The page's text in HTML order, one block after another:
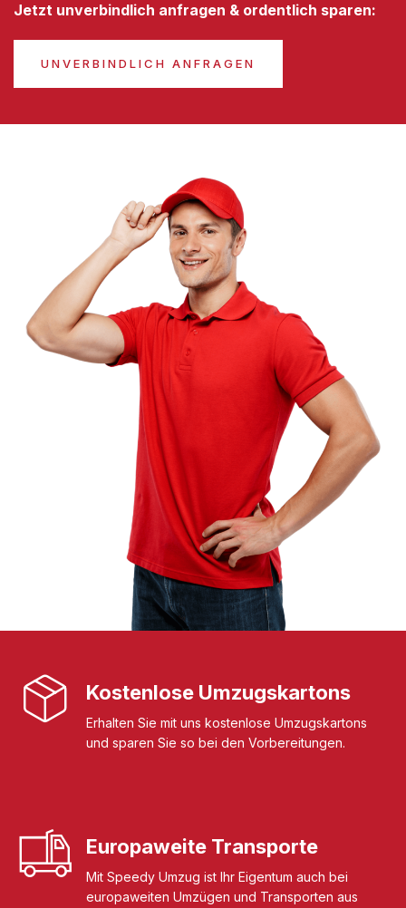
Jetzt unverbindlich anfragen & ordentlich sparen:
UNVERBINDLICH ANFRAGEN
Kostenlose Umzugskartons
Erhalten Sie mit uns kostenlose Umzugskartons
und sparen Sie so bei den Vorbereitungen.
Europaweite Transporte
Mit Speedy Umzug ist Ihr Eigentum auch bei
europaweiten Umzügen und Transporten aus